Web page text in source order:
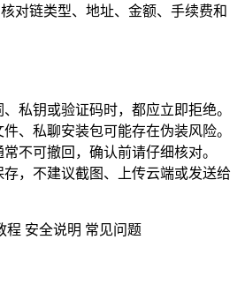
对链类型、地址、金额、手续费和
私钥或验证码时，都应立即拒绝。
、私聊安装包可能存在伪装风险。
不可撤回，确认前请仔细核对。
，不建议截图、上传云端或发送给
程 安全说明 常见问题